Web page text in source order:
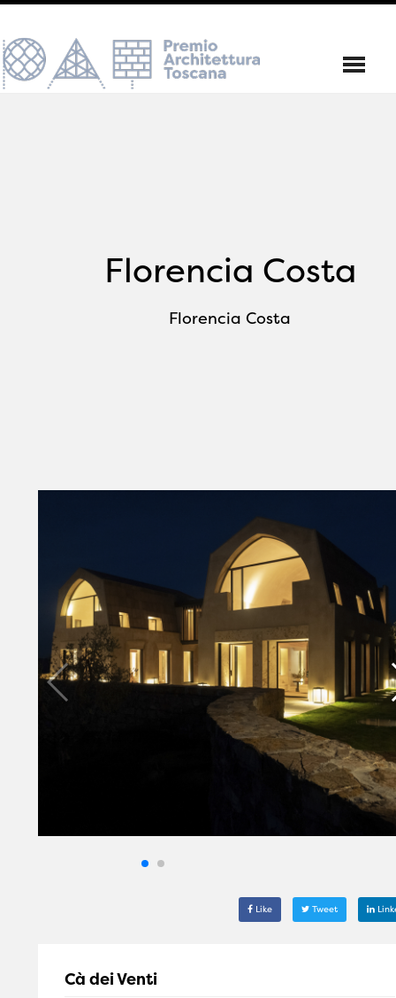
Florencia Costa
Florencia Costa
Like Tweet
Cà dei Venti